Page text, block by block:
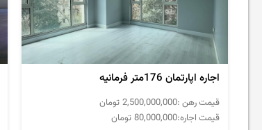
اجاره اپارتمان 176متر فرمانیه
قیمت رهن :2,500,000,000 تومان
قیمت اجاره:80,000,000 تومان